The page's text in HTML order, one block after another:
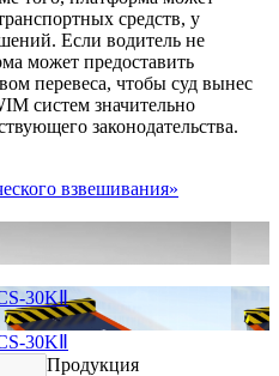
средств, у
Если водитель не
может предоставить
перевеса, чтобы суд вынес
систем значительно
законодательства.
взвешивания»
30KⅡ
30KⅡ
Продукция